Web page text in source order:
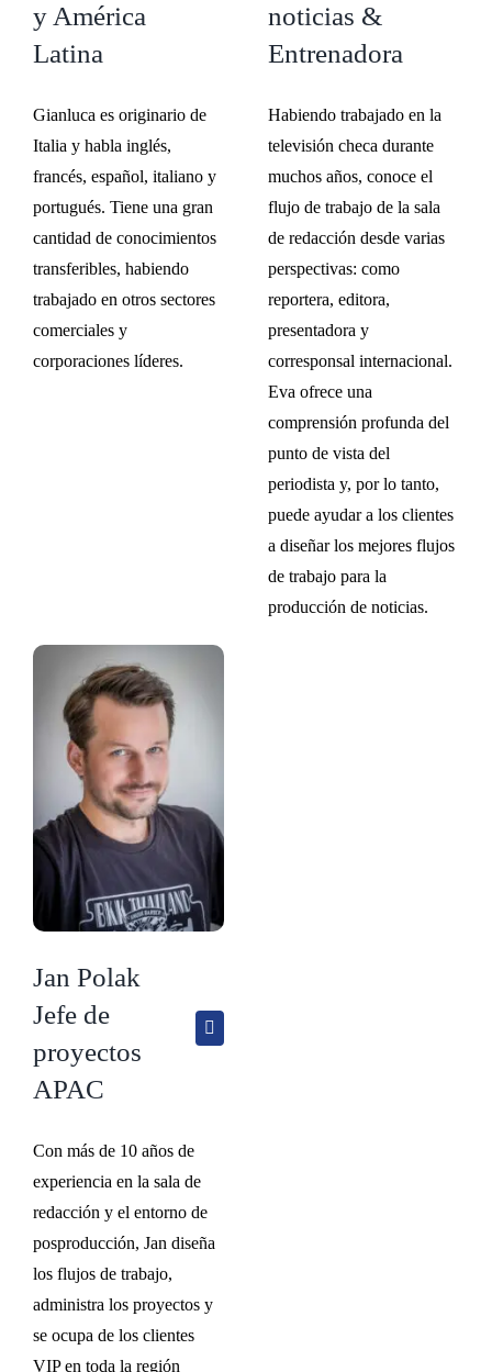
y América
Latina
Gianluca es originario de
Italia y habla inglés,
francés, español, italiano y
portugués. Tiene una gran
cantidad de conocimientos
transferibles, habiendo
trabajado en otros sectores
comerciales y
corporaciones líderes.
noticias &
Entrenadora
Habiendo trabajado en la
televisión checa durante
muchos años, conoce el
flujo de trabajo de la sala
de redacción desde varias
perspectivas: como
reportera, editora,
presentadora y
corresponsal internacional.
Eva ofrece una
comprensión profunda del
punto de vista del
periodista y, por lo tanto,
puede ayudar a los clientes
a diseñar los mejores flujos
de trabajo para la
producción de noticias.
Jan Polak
Jefe de
proyectos
APAC
Con más de 10 años de
experiencia en la sala de
redacción y el entorno de
posproducción, Jan diseña
los flujos de trabajo,
administra los proyectos y
se ocupa de los clientes
VIP en toda la región